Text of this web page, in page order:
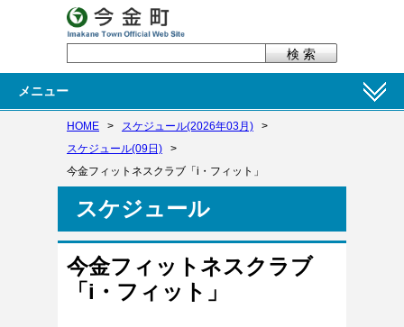
メニュー
HOME > スケジュール(2026年03月)
>
スケジュール(09日)
>
今金フィットネスクラブ「i・フィット」
スケジュール
今金フィットネスクラブ
「i・フィット」